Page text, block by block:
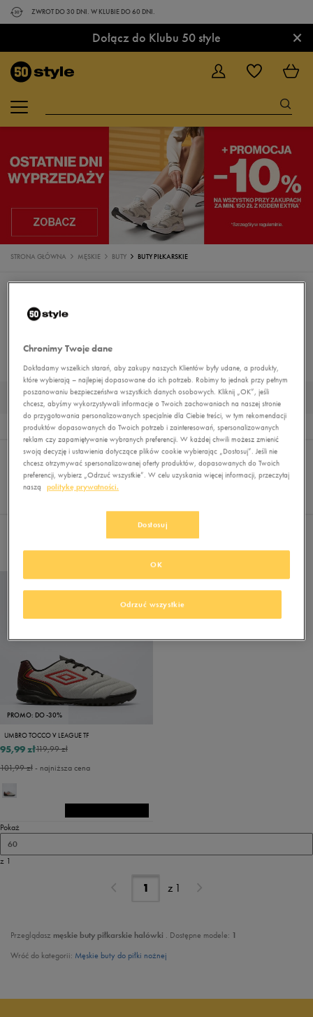
ZWROT DO 30 DNI. W KLUBIE DO 60 DNI.
Dołącz do Klubu 50 style ×
STRONA GŁÓWNA MĘSKIE BUTY BUTY PIŁKARSKIE
BUTY
SNEAKERSY
TRAPERY
MĘSKIE BUTY PIŁKARSKIE HALÓWKI
1
Wynik
Sortuj:
REKOMENDOWANE
FILTRUJ (1)
Pokaż
HALÓWKI Wyczyść filtry
PROMO: DO -30%
UMBRO TOCCO V LEAGUE TF
119,99 zł
95,99 zł
101,99 zł- najniższa cena
Pokaż
60
z 1
z 1
Przeglądasz męskie buty piłkarskie halówki . Dostępne modele: 1
Wróć do kategorii: Męskie buty do piłki nożnej
Chronimy Twoje dane
Dokładamy wszelkich starań, aby zakupy naszych Klientów były udane, a produkty,
które wybierają – najlepiej dopasowane do ich potrzeb. Robimy to jednak przy pełnym
poszanowaniu bezpieczeństwa wszystkich danych osobowych. Kliknij „OK”, jeśli
chcesz, abyśmy wykorzystywali informacje o Twoich zachowaniach na naszej stronie
do przygotowania personalizowanych specjalnie dla Ciebie treści, w tym rekomendacji
produktów dopasowanych do Twoich potrzeb i zainteresowań, spersonalizowanych
reklam czy zapamiętywanie wybranych preferencji. W każdej chwili możesz zmienić
swoją decyzję i ustawienia dotyczące plików cookie wybierając „Dostosuj”. Jeśli nie
chcesz otrzymywać spersonalizowanej oferty produktów, dopasowanych do Twoich
preferencji, wybierz „Odrzuć wszystkie”. W celu uzyskania więcej informacji, przeczytaj
naszą
politykę prywatności.
Dostosuj
Odrzuć wszystkie
OK